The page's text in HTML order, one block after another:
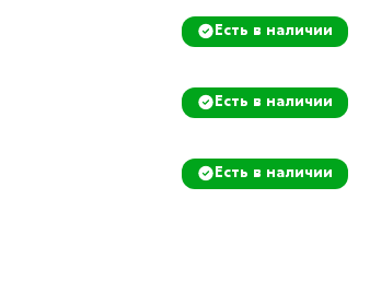
Есть в наличии
Есть в наличии
Есть в наличии